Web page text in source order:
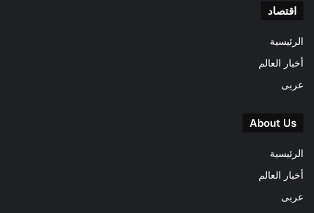
اقتصاد
الرئيسية
أخبار العالم
عربى
About Us
الرئيسية
أخبار العالم
عربى